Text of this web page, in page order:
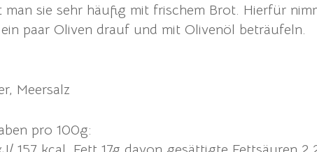
man sie sehr häufig mit frischem Brot. Hierfür
paar Oliven drauf und mit Olivenöl beträufeln.
Meersalz
pro 100g: